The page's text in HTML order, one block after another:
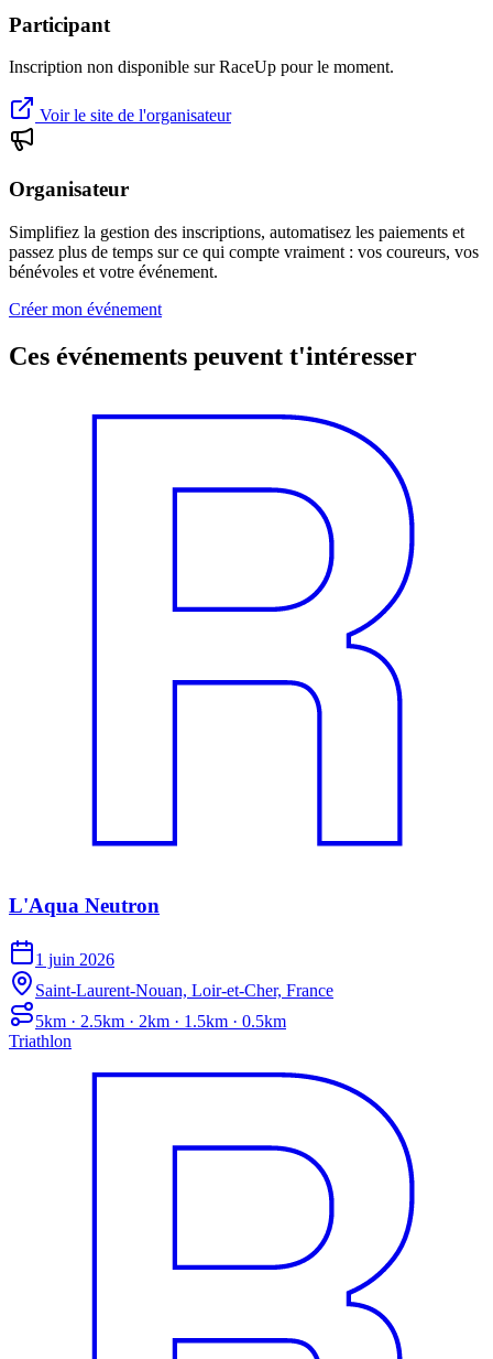
Participant
Inscription non disponible sur RaceUp pour le moment.
Voir le site de l'organisateur
Organisateur
Simplifiez la gestion des inscriptions, automatisez les paiements et
passez plus de temps sur ce qui compte vraiment : vos coureurs, vos
bénévoles et votre événement.
Créer mon événement
Ces événements peuvent t'intéresser
L'Aqua Neutron
1 juin 2026
Saint-Laurent-Nouan, Loir-et-Cher, France
5km · 2.5km · 2km · 1.5km · 0.5km
Triathlon